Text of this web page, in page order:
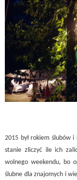
2015 był rokiem ślubów
stanie zliczyć ile ich
wolnego weekendu, bo
ślubne dla znajomych i